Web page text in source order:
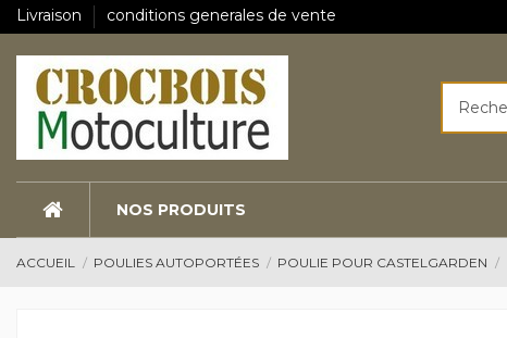
Livraison conditions generales de vente
NOS PRODUITS
ACCUEIL POULIES AUTOPORTÉES POULIE POUR CASTELGARDEN